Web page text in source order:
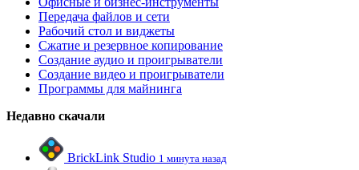
Передача файлов и сети
Рабочий стол и виджеты
Сжатие и резервное копирование
Создание аудио и проигрыватели
Создание видео и проигрыватели
Программы для майнинга
Недавно скачали
BrickLink Studio 1 минута назад